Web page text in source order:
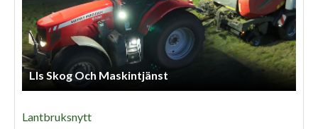
Lls Skog Och Maskintjänst
Lantbruksnytt